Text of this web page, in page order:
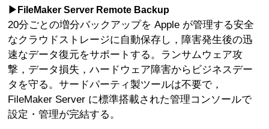
▶︎FileMaker Server Remote Backup
20分ごとの増分バックアップを Apple が管理する安全
なクラウドストレージに自動保存し，障害発生後の迅
速なデータ復元をサポートする。ランサムウェア攻
撃，データ損失，ハードウェア障害からビジネスデー
タを守る。サードパーティ製ツールは不要で，
FileMaker Server に標準搭載された管理コンソールで
設定・管理が完結する。